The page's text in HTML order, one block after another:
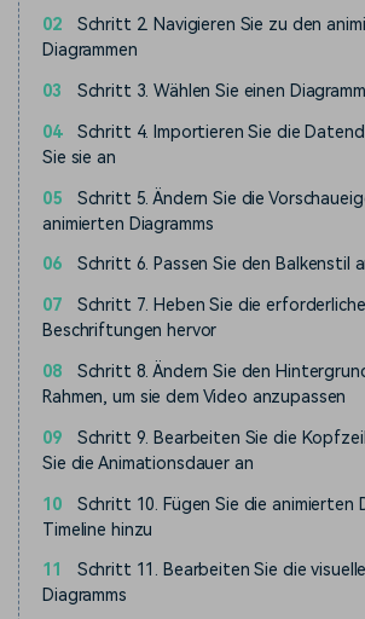
02
Schritt 2. Navigieren Sie zu den
Diagrammen
03 Schritt 3. Wählen Sie einen
04
Schritt 4. Importieren Sie die
Sie sie an
05
Schritt 5. Ändern Sie die
animierten Diagramms
06 Schritt 6. Passen Sie den Balkenstil
07
Schritt 7. Heben Sie die
Beschriftungen hervor
08
Schritt 8. Ändern Sie den
Rahmen, um sie dem Video anzupassen
09
Schritt 9. Bearbeiten Sie die
Sie die Animationsdauer an
10
Schritt 10. Fügen Sie die animierten
Timeline hinzu
11
Schritt 11. Bearbeiten Sie die
Diagramms